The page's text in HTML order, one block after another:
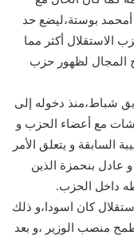
بوستة،ليضع حد
الاستقلال أكثر مما
المجال لظهور حزب
شباط،منذ دخوله إلى
مع أعضاء الحزب و
السابقة و يتعلق الأمر
و عادل بنحمزة الذين
داخل الحزب.
كان اسودا،و ذلك
منصب الوزير ،و بعد